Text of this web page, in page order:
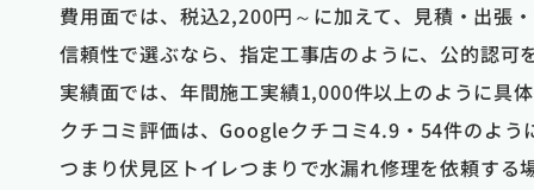
費用面では、税込2,200円～に加えて、見積・出張
信頼性で選ぶなら、指定工事店のように、公的認可
実績面では、年間施工実績1,000件以上のように具
クチコミ評価は、Googleクチコミ4.9・54件のよう
つまり伏見区トイレつまりで水漏れ修理を依頼す